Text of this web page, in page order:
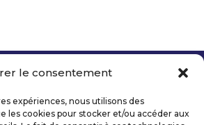
le consentement
expériences, nous utilisons des
les cookies pour stocker et/ou accéder aux